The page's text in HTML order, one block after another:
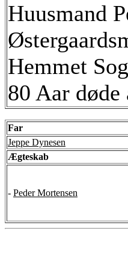
Huusmand
Hemmet
80 Aar
Far
Jeppe Dynesen
Ægteskab
- Peder Mortensen